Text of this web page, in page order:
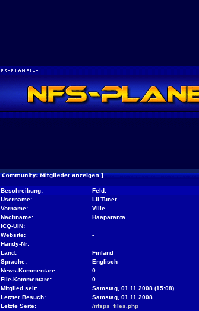
Beschreibung:
Feld:
Username:
Lil`Tuner
Vorname:
Ville
Nachname:
Haaparanta
ICQ-UIN:
Website:
-
Handy-Nr:
Land:
Finland
Sprache:
Englisch
News-Kommentare:
0
File-Kommentare:
0
Mitglied seit:
Samstag, 01.11.2008 (15:08)
Letzter Besuch:
Samstag, 01.11.2008
Letzte Seite:
/nfsps_files.php